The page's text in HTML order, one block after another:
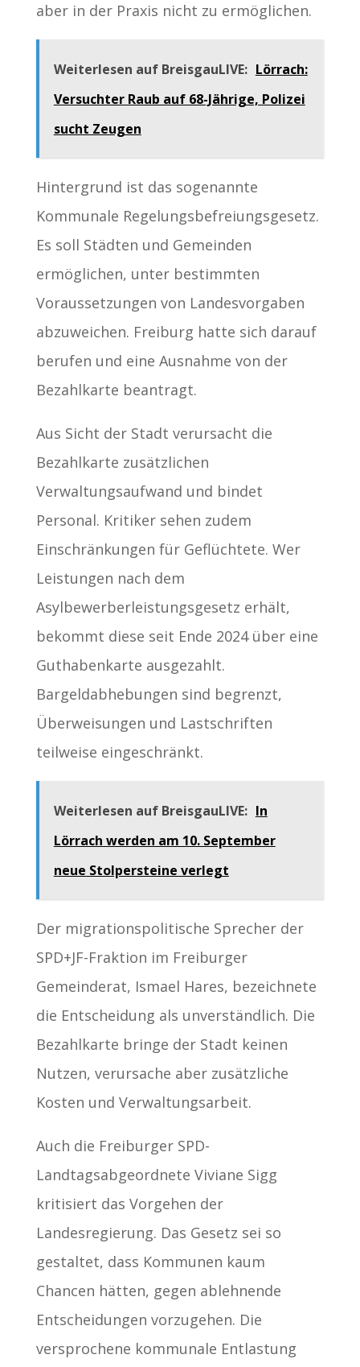
aber in der Praxis nicht zu ermöglichen.
Weiterlesen auf BreisgauLIVE: Lörrach:
Versuchter Raub auf 68-Jährige, Polizei
sucht Zeugen
Hintergrund ist das sogenannte
Kommunale Regelungsbefreiungsgesetz.
Es soll Städten und Gemeinden
ermöglichen, unter bestimmten
Voraussetzungen von Landesvorgaben
abzuweichen. Freiburg hatte sich darauf
berufen und eine Ausnahme von der
Bezahlkarte beantragt.
Aus Sicht der Stadt verursacht die
Bezahlkarte zusätzlichen
Verwaltungsaufwand und bindet
Personal. Kritiker sehen zudem
Einschränkungen für Geflüchtete. Wer
Leistungen nach dem
Asylbewerberleistungsgesetz erhält,
bekommt diese seit Ende 2024 über eine
Guthabenkarte ausgezahlt.
Bargeldabhebungen sind begrenzt,
Überweisungen und Lastschriften
teilweise eingeschränkt.
Weiterlesen auf BreisgauLIVE: In
Lörrach werden am 10. September
neue Stolpersteine verlegt
Der migrationspolitische Sprecher der
SPD+JF-Fraktion im Freiburger
Gemeinderat, Ismael Hares, bezeichnete
die Entscheidung als unverständlich. Die
Bezahlkarte bringe der Stadt keinen
Nutzen, verursache aber zusätzliche
Kosten und Verwaltungsarbeit.
Auch die Freiburger SPD-
Landtagsabgeordnete Viviane Sigg
kritisiert das Vorgehen der
Landesregierung. Das Gesetz sei so
gestaltet, dass Kommunen kaum
Chancen hätten, gegen ablehnende
Entscheidungen vorzugehen. Die
versprochene kommunale Entlastung